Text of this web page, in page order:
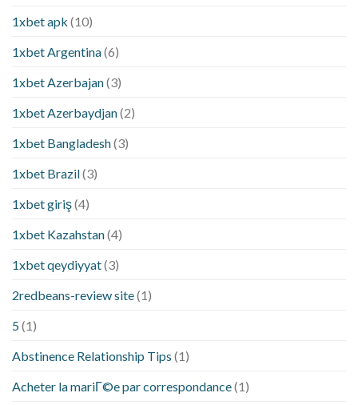
1xbet apk (10)
1xbet Argentina(6)
1xbet Azerbajan(3)
1xbet Azerbaydjan(2)
1xbet Bangladesh(3)
1xbet Brazil(3)
1xbet giriş(4)
1xbet Kazahstan(4)
1xbet qeydiyyat(3)
2redbeans-review site(1)
5(1)
Abstinence Relationship Tips (1)
Acheter la mariГ©e par correspondance(1)